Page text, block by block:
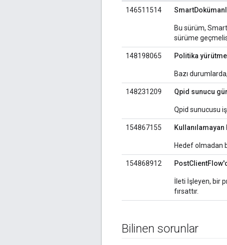
146511514
Bu sürüm,
sürüme
148198065 Politika
Bazı
148231209 Qpid sunucu
Qpid sunucusu
154867155
Hedef olmadan
154868912
İleti İşleyen, bir
fırsattır.
Bilinen sorunlar